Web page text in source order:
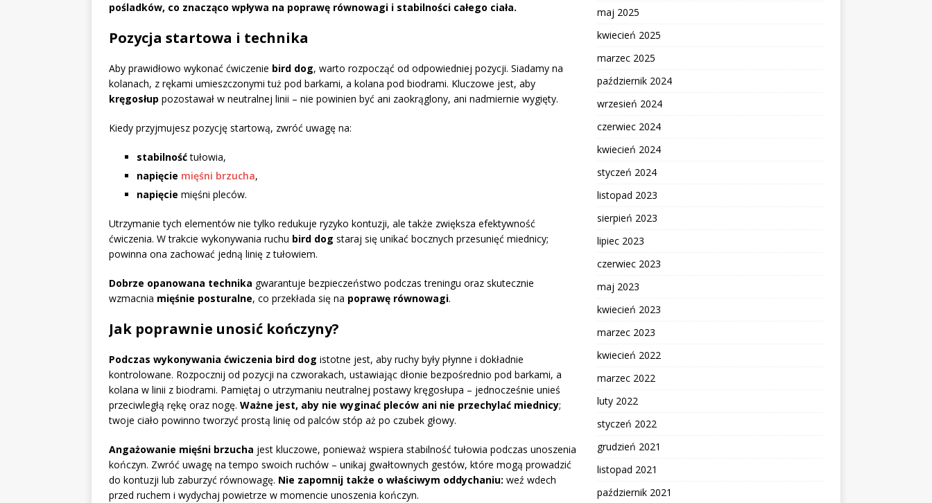
pośladków, co znacząco wpływa na poprawę równowagi i stabilności całego ciała.
Pozycja startowa i technika
Aby prawidłowo wykonać ćwiczenie bird dog, warto rozpocząć od odpowiedniej pozycji. Siadamy na
kolanach, z rękami umieszczonymi tuż pod barkami, a kolana pod biodrami. Kluczowe jest, aby
kręgosłup pozostawał w neutralnej linii – nie powinien być ani zaokrąglony, ani nadmiernie wygięty.
Kiedy przyjmujesz pozycję startową, zwróć uwagę na:
stabilnośćtułowia,
napięcie mięśni brzucha,
napięcie mięśni pleców.
Utrzymanie tych elementów nie tylko redukuje ryzyko kontuzji, ale także zwiększa efektywność
ćwiczenia. W trakcie wykonywania ruchu bird dog staraj się unikać bocznych przesunięć miednicy;
powinna ona zachować jedną linię z tułowiem.
Dobrze opanowana technika gwarantuje bezpieczeństwo podczas treningu oraz skutecznie
wzmacnia mięśnie posturalne, co przekłada się na poprawę równowagi.
Jak poprawnie unosić kończyny?
Podczas wykonywania ćwiczenia bird dog istotne jest, aby ruchy były płynne i dokładnie
kontrolowane. Rozpocznij od pozycji na czworakach, ustawiając dłonie bezpośrednio pod barkami, a
kolana w linii z biodrami. Pamiętaj o utrzymaniu neutralnej postawy kręgosłupa – jednocześnie unieś
przeciwległą rękę oraz nogę. Ważne jest, aby nie wyginać pleców ani nie przechylać miednicy;
twoje ciało powinno tworzyć prostą linię od palców stóp aż po czubek głowy.
Angażowanie mięśni brzucha jest kluczowe, ponieważ wspiera stabilność tułowia podczas unoszenia
kończyn. Zwróć uwagę na tempo swoich ruchów – unikaj gwałtownych gestów, które mogą prowadzić
do kontuzji lub zaburzyć równowagę. Nie zapomnij także o właściwym oddychaniu: weź wdech
przed ruchem i wydychaj powietrze w momencie unoszenia kończyn.
maj 2025
kwiecień 2025
marzec 2025
październik 2024
wrzesień 2024
czerwiec 2024
kwiecień 2024
styczeń 2024
listopad 2023
sierpień 2023
lipiec 2023
czerwiec 2023
maj 2023
kwiecień 2023
marzec 2023
kwiecień 2022
marzec 2022
luty 2022
styczeń 2022
grudzień 2021
listopad 2021
październik 2021